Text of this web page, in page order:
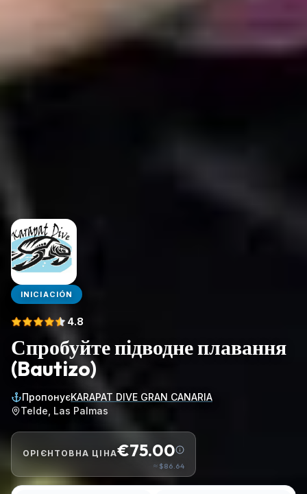
INICIACIÓN
4.8
Спробуйте підводне плавання
(Bautizo)
ПропонуєKARAPAT DIVE GRAN CANARIA
Telde, Las Palmas
ОРІЄНТОВНА ЦІНА€75.00
≈ $86.64